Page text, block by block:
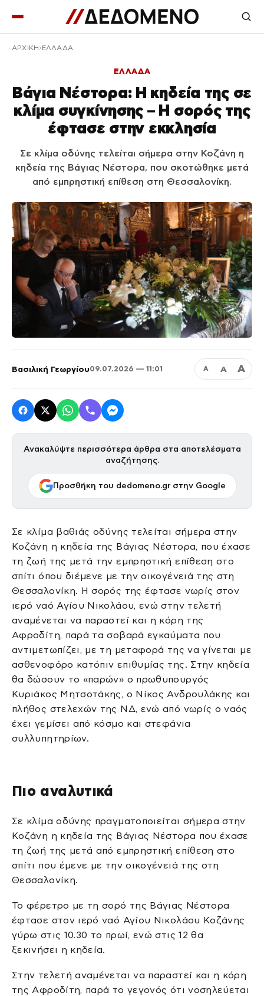
ΑΡΧΙΚΉ ΕΛΛΑΔΑ
ΕΛΛΑΔΑ
Βάγια Νέστορα: Η κηδεία της σε
κλίμα συγκίνησης – Η σορός της
έφτασε στην εκκλησία
Σε κλίμα οδύνης τελείται σήμερα στην Κοζάνη η
κηδεία της Βάγιας Νέστορα, που σκοτώθηκε μετά
από εμπρηστική επίθεση στη Θεσσαλονίκη.
Βασιλική Γεωργίου09.07.2026 — 11:01 Α Α Α
Ανακαλύψτε περισσότερα άρθρα στα αποτελέσματα
αναζήτησης.
Προσθήκη του dedomeno.gr στην Google
Σε κλίμα βαθιάς οδύνης τελείται σήμερα στην
Κοζάνη η κηδεία της Βάγιας Νέστορα, που έχασε
τη ζωή της μετά την εμπρηστική επίθεση στο
σπίτι όπου διέμενε με την οικογένειά της στη
Θεσσαλονίκη. Η σορός της έφτασε νωρίς στον
ιερό ναό Αγίου Νικολάου, ενώ στην τελετή
αναμένεται να παραστεί και η κόρη της
Αφροδίτη, παρά τα σοβαρά εγκαύματα που
αντιμετωπίζει, με τη μεταφορά της να γίνεται με
ασθενοφόρο κατόπιν επιθυμίας της. Στην κηδεία
θα δώσουν το «παρών» ο πρωθυπουργός
Κυριάκος Μητσοτάκης, ο Νίκος Ανδρουλάκης και
πλήθος στελεχών της ΝΔ, ενώ από νωρίς ο ναός
έχει γεμίσει από κόσμο και στεφάνια
συλλυπητηρίων.
Πιο αναλυτικά
Σε κλίμα οδύνης πραγματοποιείται σήμερα στην
Κοζάνη η κηδεία της Βάγιας Νέστορα που έχασε
τη ζωή της μετά από εμπρηστική επίθεση στο
σπίτι που έμενε με την οικογένειά της στη
Θεσσαλονίκη.
Το φέρετρο με τη σορό της Βάγιας Νέστορα
έφτασε στον ιερό ναό Αγίου Νικολάου Κοζάνης
γύρω στις 10.30 το πρωί, ενώ στις 12 θα
ξεκινήσει η κηδεία.
Στην τελετή αναμένεται να παραστεί και η κόρη
της Αφροδίτη, παρά το γεγονός ότι νοσηλεύεται